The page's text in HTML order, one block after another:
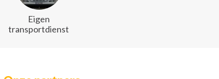
Eigen
transportdienst